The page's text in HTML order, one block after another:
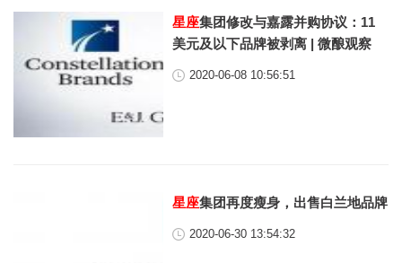
星座集团修改与嘉露并购协议：11
美元及以下品牌被剥离 | 微酿观察
2020-06-08 10:56:51
星座集团再度瘦身，出售白兰地品牌
2020-06-30 13:54:32